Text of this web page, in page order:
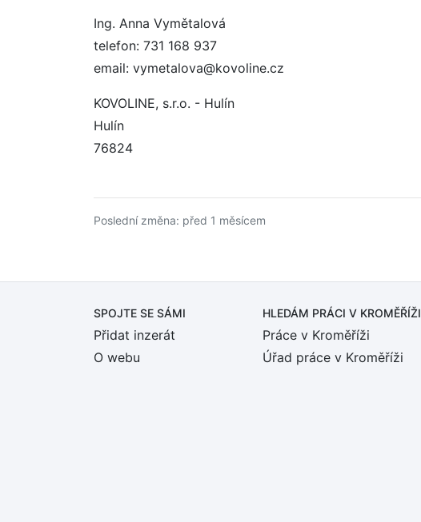
Ing. Anna Vymětalová
telefon: 731 168 937
email: vymetalova@kovoline.cz
KOVOLINE, s.r.o. - Hulín
Hulín
76824
Poslední změna: před 1 měsícem
SPOJTE SE SÁMI
Přidat inzerát
O webu
HLEDÁM PRÁCI V KROMĚŘÍŽI
Práce v Kroměříži
Úřad práce v Kroměříži